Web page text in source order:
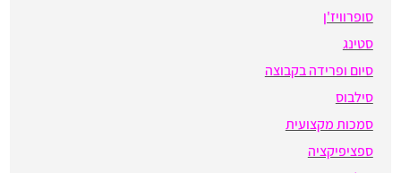
סופרוויז'ן
סטינג
סיום ופרידה בקבוצה
סילבוס
סמכות מקצועית
ספציפיקציה